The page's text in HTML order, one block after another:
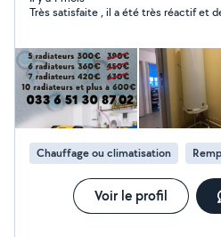
- Remplacement de baignoire. - débouchage
chauffant - Les réparations et l'installation de tuyaux,
éviers, robinets, réparation de
d'eau, etc.
Très satisfaite , il a été très réactif et
Chauffage ou climatisation
Voir le profil